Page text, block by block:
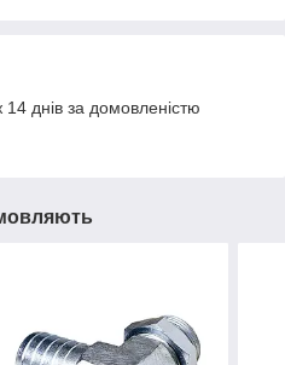
днів за домовленістю